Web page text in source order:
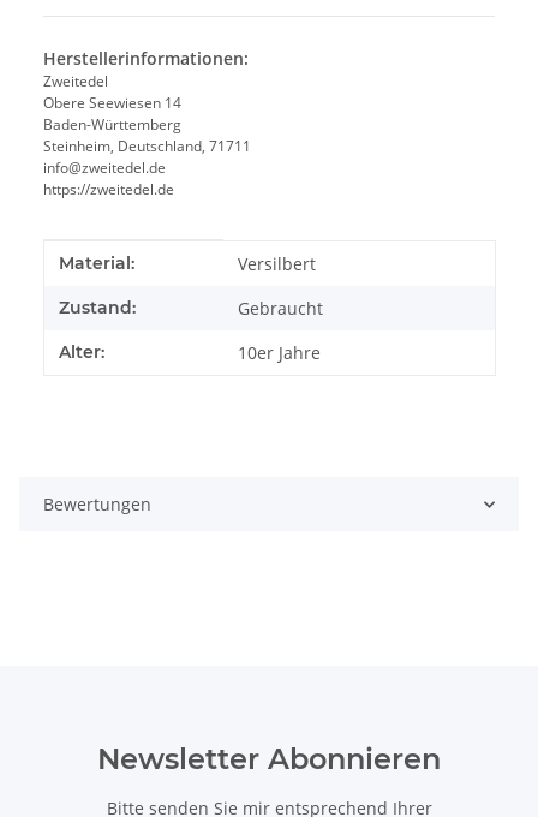
Herstellerinformationen:
Zweitedel
Obere Seewiesen 14
Baden-Württemberg
Steinheim, Deutschland, 71711
info@zweitedel.de
https://zweitedel.de
Produkteigenschaft
Wert
Material: Versilbert
Zustand: Gebraucht
Alter: 10er Jahre
Bewertungen
Newsletter Abonnieren
Bitte senden Sie mir entsprechend Ihrer